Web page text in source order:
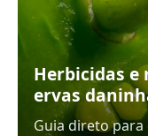
Herbicidas
ervas
Guia direto